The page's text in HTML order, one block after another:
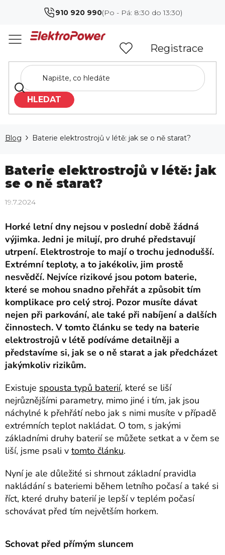
910 920 990
HLEDAT
Registrace
Blog Baterie elektrostrojů v létě: jak se o ně starat?
Baterie elektrostrojů v létě: jak
se o ně starat?
19.7.2024
Horké letní dny nejsou v poslední době žádná
výjimka. Jedni je milují, pro druhé představují
utrpení. Elektrostroje to mají o trochu jednodušší.
Extrémní teploty, a to jakékoliv, jim prostě
nesvědčí. Nejvíce rizikové jsou potom baterie,
které se mohou snadno přehřát a způsobit tím
komplikace pro celý stroj. Pozor musíte dávat
nejen při parkování, ale také při nabíjení a dalších
činnostech. V tomto článku se tedy na baterie
elektrostrojů v létě podíváme detailněji a
představíme si, jak se o ně starat a jak předcházet
jakýmkoliv rizikům.
Existuje spousta typů baterií, které se liší
nejrůznějšími parametry, mimo jiné i tím, jak jsou
náchylné k přehřátí nebo jak s nimi musíte v případě
extrémních teplot nakládat. O tom, s jakými
základními druhy baterií se můžete setkat a v čem se
liší, jsme psali v tomto článku.
Nyní je ale důležité si shrnout základní pravidla
nakládání s bateriemi během letního počasí a také si
říct, které druhy baterií je lepší v teplém počasí
schovávat před tím největším horkem.
Schovat před přímým sluncem